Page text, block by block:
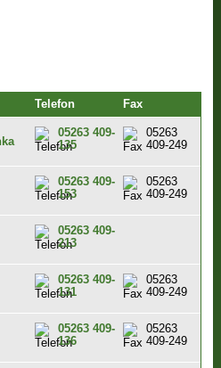
Telefon Fax
05263 409-
135
05263
409-249
05263 409-
153
05263
409-249
05263 409-
213
05263 409-
131
05263
409-249
05263 409-
136
05263
409-249